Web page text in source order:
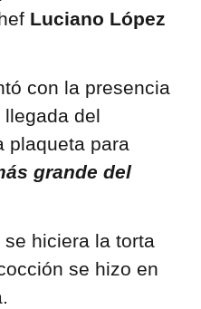
Luciano López
con la presencia
del
plaqueta para
grande del
hiciera la torta
se hizo en